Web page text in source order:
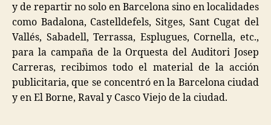
y de repartir no solo en Barcelona sino en localidades
como Badalona, Castelldefels, Sitges, Sant Cugat del
Vallés, Sabadell, Terrassa, Esplugues, Cornella, etc.,
para la campaña de la Orquesta del Auditori Josep
Carreras, recibimos todo el material de la acción
publicitaria, que se concentró en la Barcelona ciudad
y en El Borne, Raval y Casco Viejo de la ciudad.